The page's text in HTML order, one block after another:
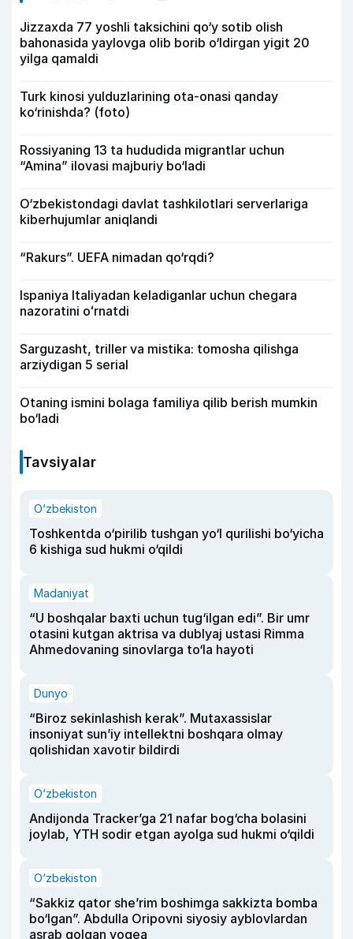
Jizzaxda 77 yoshli taksichini qo‘y sotib olish
bahonasida yaylovga olib borib o‘ldirgan yigit 20
yilga qamaldi
Turk kinosi yulduzlarining ota-onasi qanday
ko‘rinishda? (foto)
Rossiyaning 13 ta hududida migrantlar uchun
“Amina” ilovasi majburiy bo‘ladi
O‘zbekistondagi davlat tashkilotlari serverlariga
kiberhujumlar aniqlandi
“Rakurs”. UEFA nimadan qo‘rqdi?
Ispaniya Italiyadan keladiganlar uchun chegara
nazoratini oʻrnatdi
Sarguzasht, triller va mistika: tomosha qilishga
arziydigan 5 serial
Otaning ismini bolaga familiya qilib berish mumkin
bo‘ladi
Tavsiyalar
O‘zbekiston
Toshkentda o‘pirilib tushgan yo‘l qurilishi bo‘yicha
6 kishiga sud hukmi o‘qildi
Madaniyat
“U boshqalar baxti uchun tug‘ilgan edi”. Bir umr
otasini kutgan aktrisa va dublyaj ustasi Rimma
Ahmedovaning sinovlarga to‘la hayoti
Dunyo
“Biroz sekinlashish kerak”. Mutaxassislar
insoniyat sun’iy intellektni boshqara olmay
qolishidan xavotir bildirdi
O‘zbekiston
Andijonda Tracker’ga 21 nafar bog‘cha bolasini
joylab, YTH sodir etgan ayolga sud hukmi o‘qildi
O‘zbekiston
“Sakkiz qator she’rim boshimga sakkizta bomba
bo‘lgan”. Abdulla Oripovni siyosiy ayblovlardan
asrab qolgan voqea